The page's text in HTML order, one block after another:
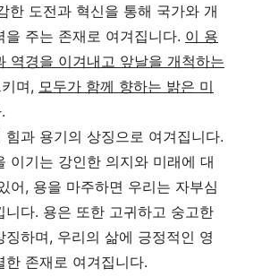
한 도전과 혁신을 통해 국가와 개
을 주는 존재로 여겨집니다. 이 용
역경을 이겨내고 앞날을 개척하는
며, 모두가 함께 향하는 밝은 미
힘과 용기의 상징으로 여겨집니다.
이기는 강인한 의지와 미래에 대
어, 용을 마주하면 우리는 자부심
니다. 용은 또한 고귀하고 숭고한
징하며, 우리의 삶에 긍정적인 영
한 존재로 여겨집니다.